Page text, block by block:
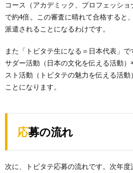
コース（アカデミック、プロフェッシ
で約4倍。この審査に晴れて合格すると
派遣されることになるわけです。
また「トビタテ生になる＝日本代表」
サダー活動（日本の文化を伝える活動）
スト活動（トビタテの魅力を伝える活
ことになります。
応募の流れ
次に、トビタテ応募の流れです。次年